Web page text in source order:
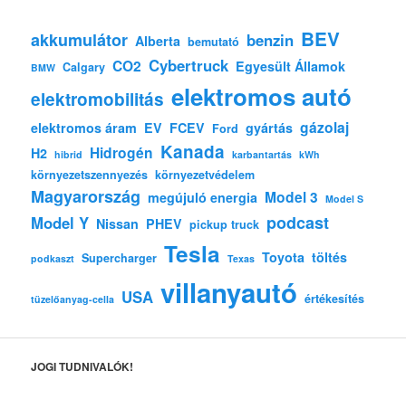
akkumulátor Alberta bemutató benzin BEV
BMW Calgary CO2 Cybertruck Egyesült Államok
elektromobilitás elektromos autó
elektromos áram EV FCEV Ford gyártás gázolaj
H2 hibrid Hidrogén Kanada karbantartás kWh
környezetszennyezés környezetvédelem
Magyarország megújuló energia Model 3 Model S
Model Y Nissan PHEV pickup truck podcast
podkaszt Supercharger Tesla Texas Toyota töltés
tüzelőanyag-cella USA villanyautó értékesítés
JOGI TUDNIVALÓK!